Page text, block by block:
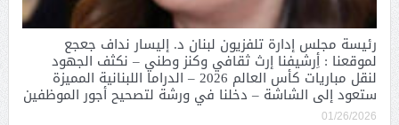
رئيسة مجلس إدارة تلفزيون لبنان د. إليسار نداف جعجع
لموقعنا : أِرشيفنا إرث ثقافي وكنز وطني – نكثف الجهود
لنقل مباريات كأس العالم 2026 – الدراما اللبنانية المميزة
ستعود إلى الشاشة – دخلنا في ورشة لتصحيح أجور الموظفين
01/26/2026